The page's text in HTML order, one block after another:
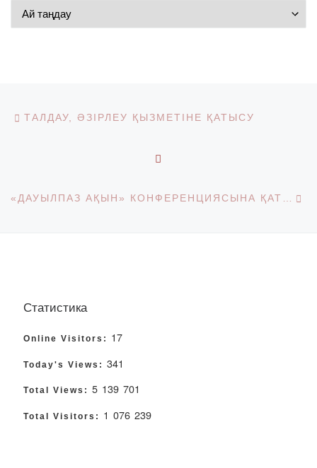
Post navigation
ТАЛДАУ, ӘЗІРЛЕУ ҚЫЗМЕТІНЕ ҚАТЫСУ
Статистика
Online Visitors: 17
Today's Views: 341
Total Views: 5 139 701
Total Visitors: 1 076 239